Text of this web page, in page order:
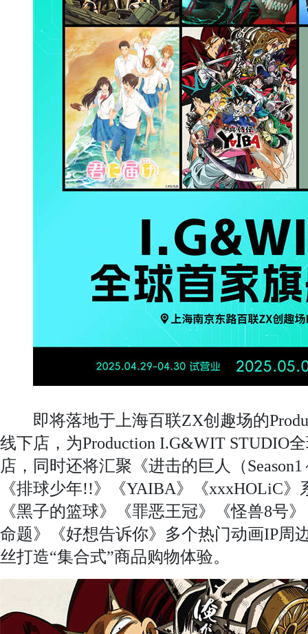
即将落地于上海百联ZX创趣场的
线下店，为Production I.G&WIT STUDIO
店，同时还将汇聚《进击的巨人（
《排球少年!!》《YAIBA》《xxxHOLiC
《黑子的篮球》《罪恶王冠》《怪兽8号
命题》《好想告诉你》多个热门动画IP周
丝打造“集合式”商品购物体验。